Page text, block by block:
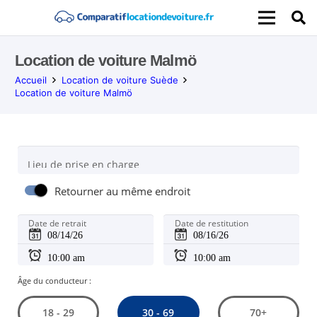
Location de voiture Malmö
Accueil
Location de voiture Suède
Location de voiture Malmö
Lieu de prise en charge
Retourner au même endroit
Date de retrait Date de restitution
Âge du conducteur :
18 - 29 30 - 69 70+